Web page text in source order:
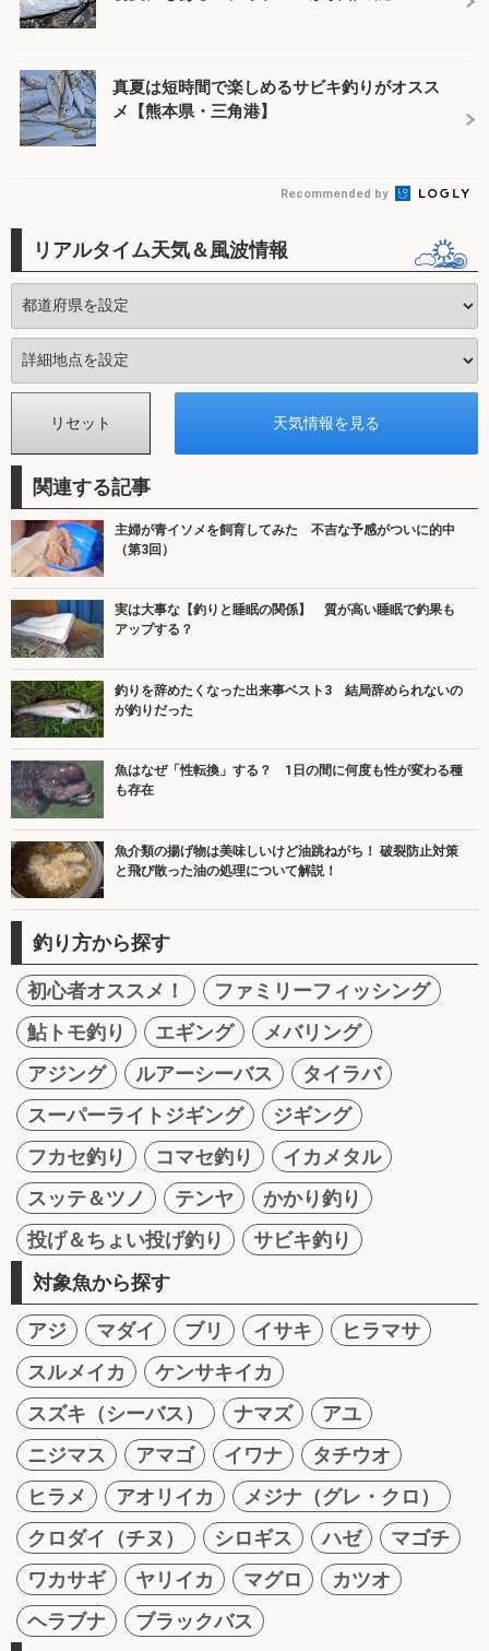
真夏は短時間で楽しめるサビキ釣りがオスス
メ【熊本県・三角港】
Recommended by
リアルタイム天気＆風波情報
関連する記事
主婦が青イソメを飼育してみた 不吉な予感がついに的中
（第3回）
実は大事な【釣りと睡眠の関係】 質が高い睡眠で釣果も
アップする？
釣りを辞めたくなった出来事ベスト3 結局辞められないの
が釣りだった
魚はなぜ「性転換」する？ 1日の間に何度も性が変わる種
も存在
魚介類の揚げ物は美味しいけど油跳ねがち！ 破裂防止対策
と飛び散った油の処理について解説！
釣り方から探す
初心者オススメ！
ファミリーフィッシング
鮎トモ釣り
エギング
メバリング
アジング
ルアーシーバス
タイラバ
スーパーライトジギング
ジギング
フカセ釣り
コマセ釣り
イカメタル
スッテ＆ツノ
テンヤ
かかり釣り
投げ＆ちょい投げ釣り
サビキ釣り
対象魚から探す
アジ マダイ ブリ イサキ
ヒラマサ
スルメイカ
ケンサキイカ
スズキ（シーバス）
ナマズ
アユ
ニジマス
アマゴ イワナ
タチウオ
ヒラメ
アオリイカ
メジナ（グレ・クロ）
クロダイ（チヌ）
シロギス ハゼ
マゴチ
ワカサギ
ヤリイカ マグロ
カツオ
ヘラブナ
ブラックバス